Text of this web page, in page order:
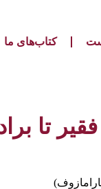
کتاب‌های ما
تا